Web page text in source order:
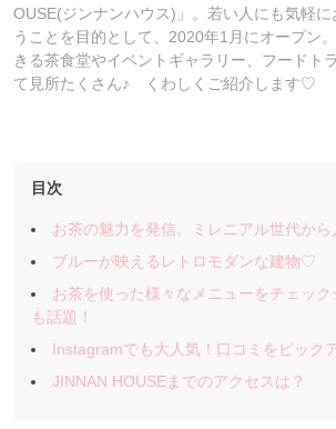
OUSE(ジンナンハウス)」。若い人にも気軽に
うことを目的として、2020年1月にオープン
きる茶食堂やイベントギャラリー、フードト
て見所たくさん♪ くわしくご紹介します♡
目次
お茶の魅力を発信。ミレニアル世代から
ブルーが映えるレトロモダンな建物♡
お茶を使った様々なメニューをチェッ
も話題！
Instagramでも大人気！口コミをピック
JINNAN HOUSEまでのアクセスは？